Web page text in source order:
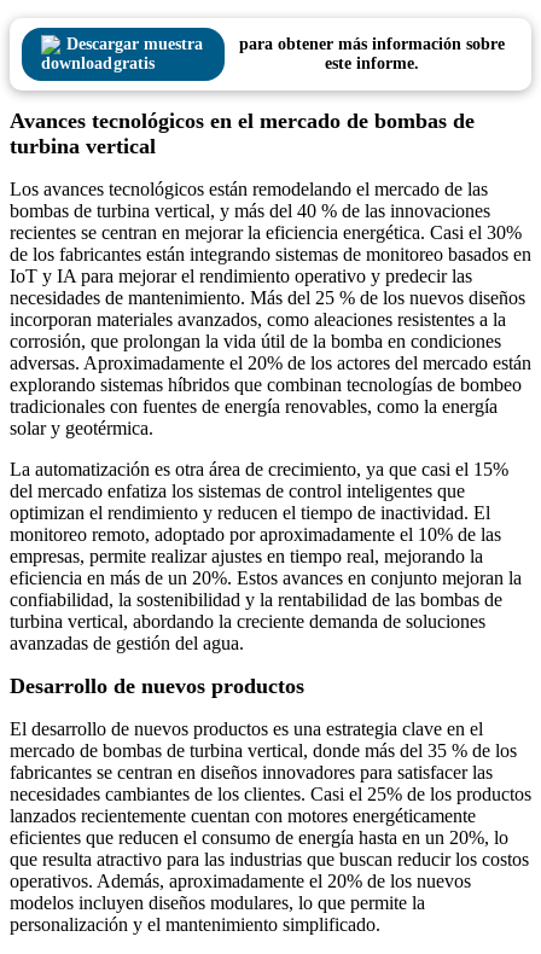
Descargar muestra
gratis
para obtener más información sobre
este informe.
Avances tecnológicos en el mercado de bombas de
turbina vertical
Los avances tecnológicos están remodelando el mercado de las
bombas de turbina vertical, y más del 40 % de las innovaciones
recientes se centran en mejorar la eficiencia energética. Casi el 30%
de los fabricantes están integrando sistemas de monitoreo basados ​​en
IoT y IA para mejorar el rendimiento operativo y predecir las
necesidades de mantenimiento. Más del 25 % de los nuevos diseños
incorporan materiales avanzados, como aleaciones resistentes a la
corrosión, que prolongan la vida útil de la bomba en condiciones
adversas. Aproximadamente el 20% de los actores del mercado están
explorando sistemas híbridos que combinan tecnologías de bombeo
tradicionales con fuentes de energía renovables, como la energía
solar y geotérmica.
La automatización es otra área de crecimiento, ya que casi el 15%
del mercado enfatiza los sistemas de control inteligentes que
optimizan el rendimiento y reducen el tiempo de inactividad. El
monitoreo remoto, adoptado por aproximadamente el 10% de las
empresas, permite realizar ajustes en tiempo real, mejorando la
eficiencia en más de un 20%. Estos avances en conjunto mejoran la
confiabilidad, la sostenibilidad y la rentabilidad de las bombas de
turbina vertical, abordando la creciente demanda de soluciones
avanzadas de gestión del agua.
Desarrollo de nuevos productos
El desarrollo de nuevos productos es una estrategia clave en el
mercado de bombas de turbina vertical, donde más del 35 % de los
fabricantes se centran en diseños innovadores para satisfacer las
necesidades cambiantes de los clientes. Casi el 25% de los productos
lanzados recientemente cuentan con motores energéticamente
eficientes que reducen el consumo de energía hasta en un 20%, lo
que resulta atractivo para las industrias que buscan reducir los costos
operativos. Además, aproximadamente el 20% de los nuevos
modelos incluyen diseños modulares, lo que permite la
personalización y el mantenimiento simplificado.